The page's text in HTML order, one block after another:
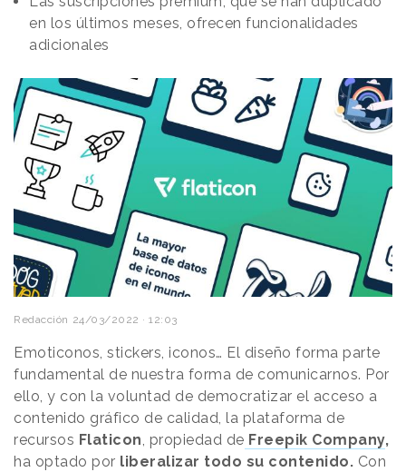
en los últimos meses, ofrecen funcionalidades
adicionales
Redacción 24/03/2022 · 12:03
Emoticonos, stickers, iconos… El diseño forma parte
fundamental de nuestra forma de comunicarnos. Por
ello, y con la voluntad de democratizar el acceso a
contenido gráfico de calidad, la plataforma de
recursos Flaticon, propiedad de Freepik Company,
ha optado por liberalizar todo su contenido. Con